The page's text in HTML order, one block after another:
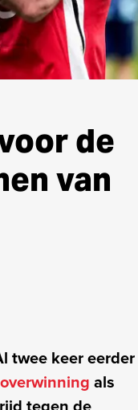
de
van
twee keer eerder
als